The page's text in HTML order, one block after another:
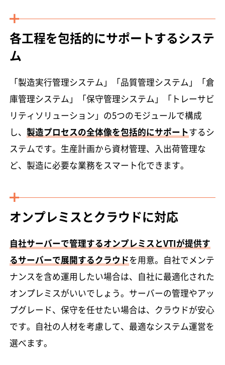
各工程を包括的にサポートするシステ
ム
「製造実行管理システム」「品質管理システム」「倉
庫管理システム」「保守管理システム」「トレーサビ
リティソリューション」の5つのモジュールで構成
し、製造プロセスの全体像を包括的にサポートするシ
ステムです。生産計画から資材管理、入出荷管理な
ど、製造に必要な業務をスマート化できます。
オンプレミスとクラウドに対応
自社サーバーで管理するオンプレミスとVTIが提供す
るサーバーで展開するクラウドを用意。自社でメンテ
ナンスを含め運用したい場合は、自社に最適化された
オンプレミスがいいでしょう。サーバーの管理やアッ
プグレード、保守を任せたい場合は、クラウドが安心
です。自社の人材を考慮して、最適なシステム運営を
選べます。